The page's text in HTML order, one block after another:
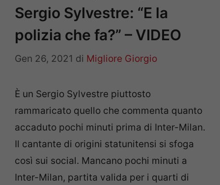
Sergio Sylvestre: “E la
polizia che fa?” – VIDEO
Gen 26, 2021 di Migliore Giorgio
È un Sergio Sylvestre piuttosto
rammaricato quello che commenta quanto
accaduto pochi minuti prima di Inter-Milan.
Il cantante di origini statunitensi si sfoga
così sui social. Mancano pochi minuti a
Inter-Milan, partita valida per i quarti di